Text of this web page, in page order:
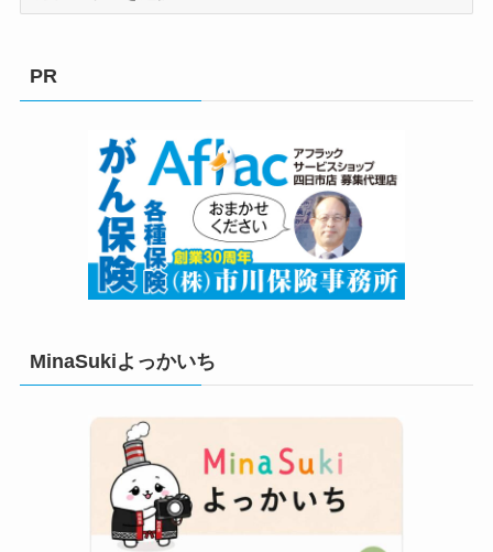
PR
MinaSukiよっかいち